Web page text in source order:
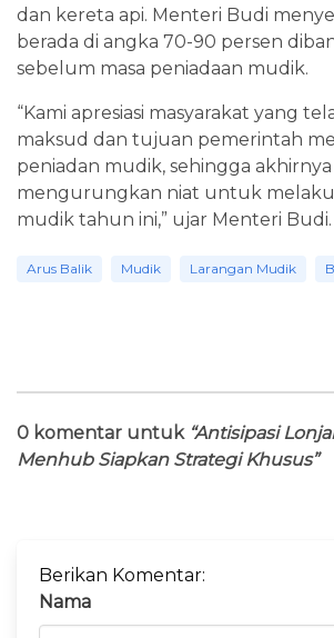
dan kereta api. Menteri Budi
berada di angka 70-90 persen
sebelum masa peniadaan mudik.
“Kami apresiasi masyarakat yang
maksud dan tujuan pemerintah
peniadan mudik, sehingga akhirnya
mengurungkan niat untuk
mudik tahun ini,” ujar Menteri Budi.
Arus Balik Mudik Larangan Mudik
0 komentar untuk “Antisipasi
Menhub Siapkan Strategi Khusus”
Berikan Komentar:
Nama